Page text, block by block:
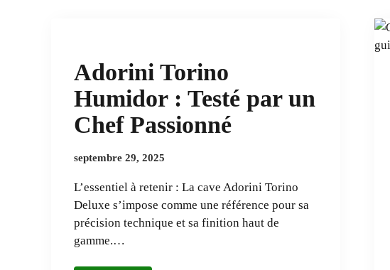
Adorini Torino
Humidor : Testé par un
Chef Passionné
septembre 29, 2025
L’essentiel à retenir : La cave Adorini Torino
Deluxe s’impose comme une référence pour sa
précision technique et sa finition haut de
gamme.…